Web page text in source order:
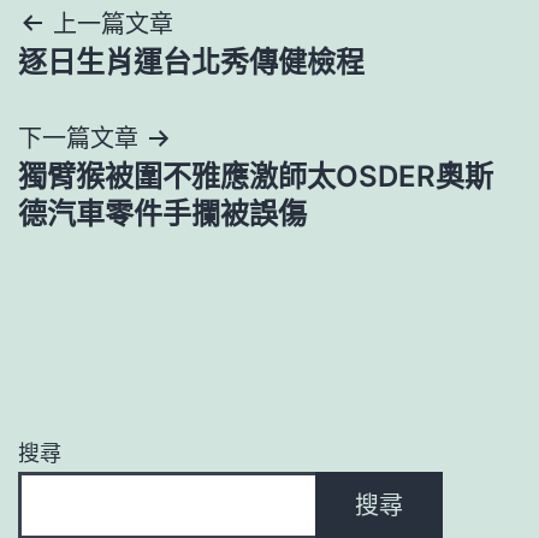
文
章
導
覽
上一篇文章
逐日生肖運台北秀傳健檢程
下一篇文章
獨臂猴被圍不雅應激師太OSDER奧斯
德汽車零件手攔被誤傷
搜尋
搜尋